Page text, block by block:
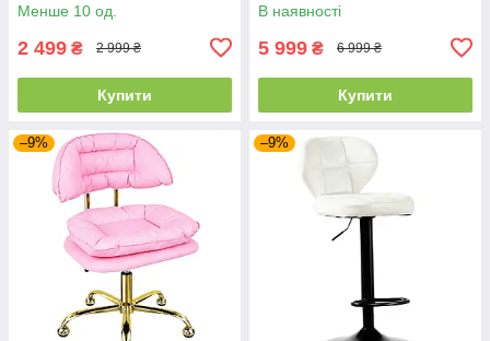
Менше 10 од.
2 499 ₴ 2 999 ₴
Купити
В наявності
5 999 ₴ 6 999 ₴
Купити
–9% –9%